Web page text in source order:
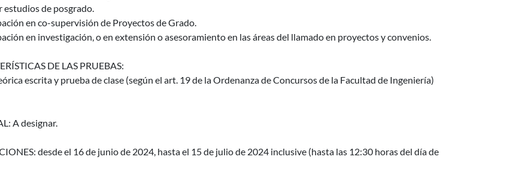
estudios de posgrado.
en co-supervisión de Proyectos de Grado.
en investigación, o en extensión o asesoramiento en las áreas del llamado en proyectos y convenios.
DE LAS PRUEBAS:
escrita y prueba de clase (según el art. 19 de la Ordenanza de Concursos de la Facultad de Ingeniería)
A designar.
desde el 16 de junio de 2024, hasta el 15 de julio de 2024 inclusive (hasta las 12:30 horas del día de